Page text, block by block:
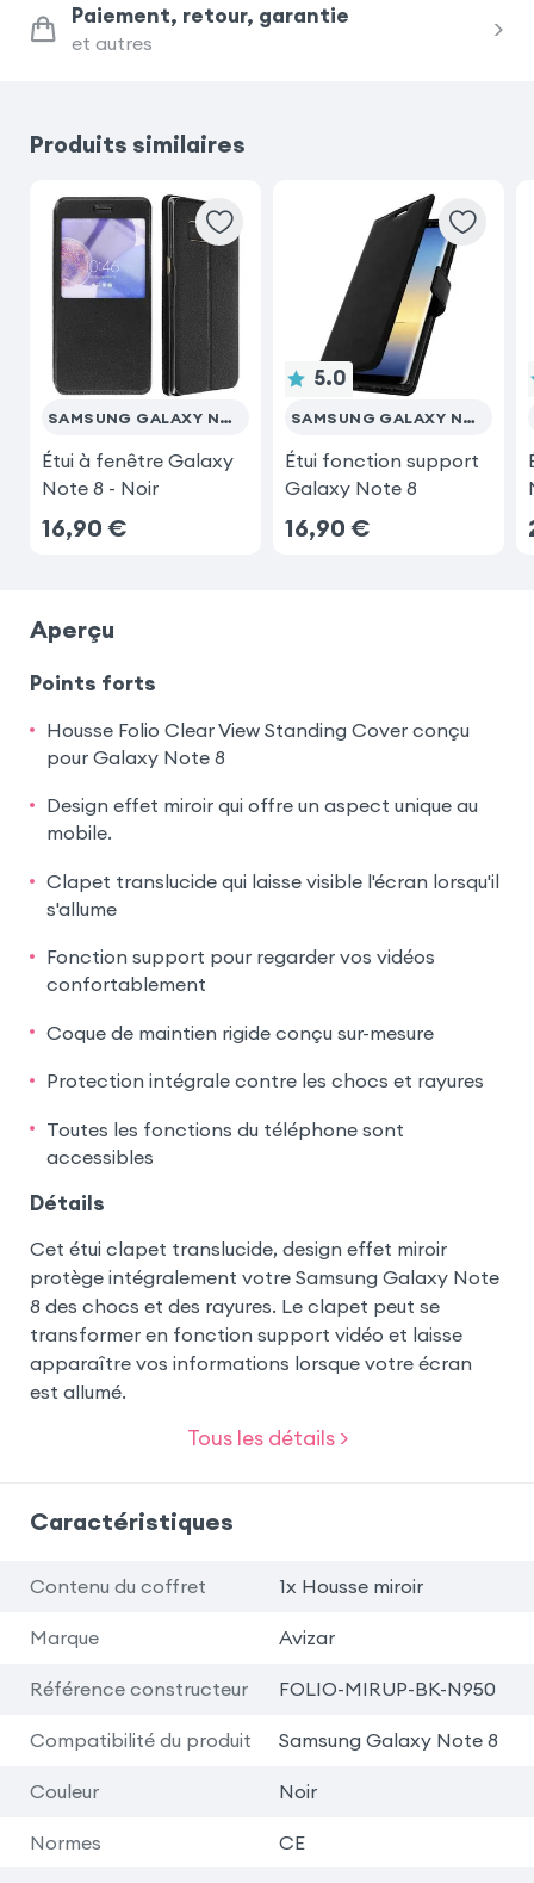
Honor Magic 7 Lite
Samsung Galaxy S10
Samsung Galaxy S9 Plus
Xiaomi Redmi Note 9 Pro
Samsung Galaxy S8
Samsung Galaxy Z Fold 8
Samsung Galaxy Z Fold 8 Ultra
Paiement, retour, garantie
et autres
Produits similaires
SAMSUNG GALAXY NOTE 8
Étui à fenêtre Galaxy
Note 8 - Noir
16,90 €
5.0
SAMSUNG GALAXY NOTE 8
Étui fonction support
Galaxy Note 8
16,90 €
Aperçu
Points forts
Housse Folio Clear View Standing Cover conçu
pour Galaxy Note 8
Design effet miroir qui offre un aspect unique au
mobile.
Clapet translucide qui laisse visible l'écran lorsqu'il
s'allume
Fonction support pour regarder vos vidéos
confortablement
Coque de maintien rigide conçu sur-mesure
Protection intégrale contre les chocs et rayures
Toutes les fonctions du téléphone sont
accessibles
Détails
Cet étui clapet translucide, design effet miroir
protège intégralement votre Samsung Galaxy Note
8 des chocs et des rayures. Le clapet peut se
transformer en fonction support vidéo et laisse
apparaître vos informations lorsque votre écran
est allumé.
Tous les détails >
Caractéristiques
Contenu du coffret 1x Housse miroir
Marque Avizar
Référence constructeur FOLIO-MIRUP-BK-N950
Compatibilité du produit Samsung Galaxy Note 8
Couleur Noir
Normes CE